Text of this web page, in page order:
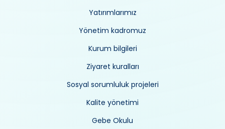
Yatırımlarımız
Yönetim kadromuz
Kurum bilgileri
Ziyaret kuralları
Sosyal sorumluluk projeleri
Kalite yönetimi
Gebe Okulu